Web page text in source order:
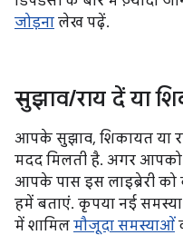
जोड़ना लेख पढ़ें.
सुझाव/राय दें या
आपके सुझाव, शिकायत या
मदद मिलती है. अगर आपको
आपके पास इस लाइब्रेरी
हमें बताएं. कृपया नई
में शामिल मौजूदा समस्याओं